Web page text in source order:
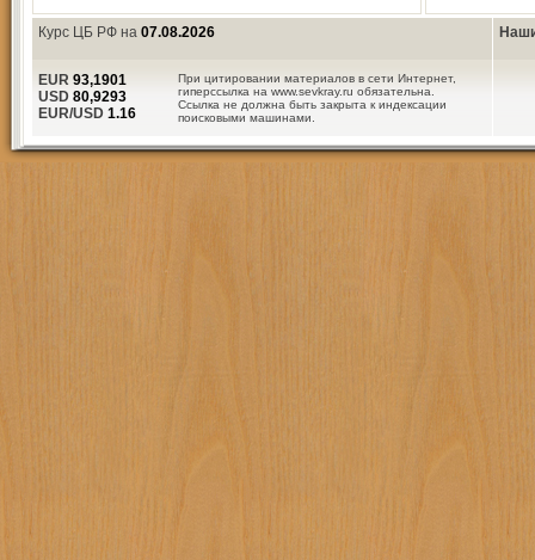
Курс ЦБ РФ на 07.08.2026
При цитировании материалов в сети Интернет,
гиперссылка на www.sevkray.ru обязательна.
Ссылка не должна быть закрыта к индексации
поисковыми машинами.
EUR 93,1901
USD 80,9293
EUR/USD 1.16